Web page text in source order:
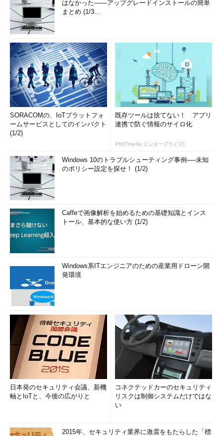
はなかった――アップグレードインストールの簡単
まとめ (1/3...
SORACOMの、IoTプラットフォ
ームサービスとしてのインパクト
(1/2)
既存ツールは捨てない！ アプリ
連携で防ぐ情報のサイロ化
PR(ITmedia エンタープライズ)
Windows 10のトラブルシューティング事例──未知
のポリシー設定を探せ！ (1/2)
Caffeで画像解析を始めるための基礎知識とインス
トール、基本的な使い方 (1/2)
Windows系ITエンジニアのための産業用ドローン開
発環境
日本発のセキュリティ会議、新機
軸とIoTと、今後の広がりと
コネクテッドカーのセキュリティ
リスクは制御システムだけではな
い
2015年、セキュリティ業界に激震をもたらした「標